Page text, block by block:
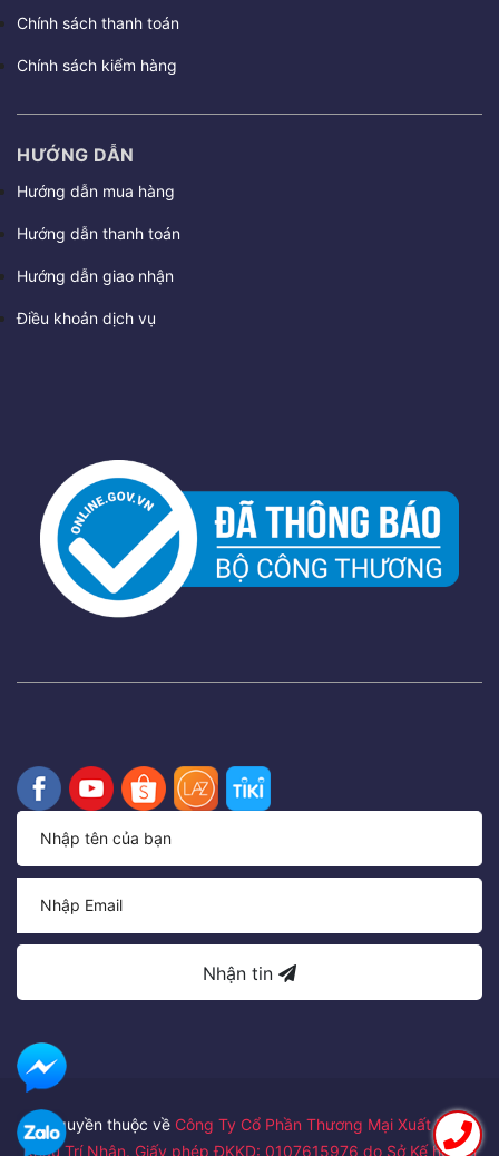
Chính sách thanh toán
Chính sách kiểm hàng
HƯỚNG DẪN
Hướng dẫn mua hàng
Hướng dẫn thanh toán
Hướng dẫn giao nhận
Điều khoản dịch vụ
Nhận tin
Bản quyền thuộc về Công Ty Cổ Phần Thương Mại Xuất Nhập
Khẩu Trí Nhân. Giấy phép ĐKKD: 0107615976 do Sở Kế hoạch